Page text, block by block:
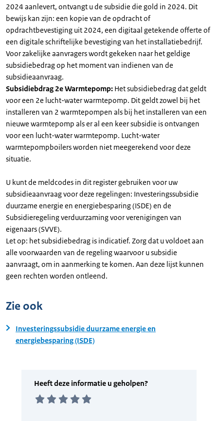
2024 aanlevert, ontvangt u de subsidie die gold in 2024. Dit
bewijs kan zijn: een kopie van de opdracht of
opdrachtbevestiging uit 2024, een digitaal getekende offerte of
een digitale schriftelijke bevestiging van het installatiebedrijf.
Voor zakelijke aanvragers wordt gekeken naar het geldige
subsidiebedrag op het moment van indienen van de
subsidieaanvraag.
Subsidiebdrag 2e Warmtepomp: Het subsidiebedrag dat geldt
voor een 2e lucht-water warmtepomp. Dit geldt zowel bij het
installeren van 2 warmtepompen als bij het installeren van een
nieuwe warmtepomp als er al een keer subsidie is ontvangen
voor een lucht-water warmtepomp. Lucht-water
warmtepompboilers worden niet meegerekend voor deze
situatie.
U kunt de meldcodes in dit register gebruiken voor uw
subsidieaanvraag voor deze regelingen: Investeringssubsidie
duurzame energie en energiebesparing (ISDE) en de
Subsidieregeling verduurzaming voor verenigingen van
eigenaars (SVVE).
Let op: het subsidiebedrag is indicatief. Zorg dat u voldoet aan
alle voorwaarden van de regeling waarvoor u subsidie
aanvraagt, om in aanmerking te komen. Aan deze lijst kunnen
geen rechten worden ontleend.
Zie ook
Investeringssubsidie duurzame energie en
energiebesparing (ISDE)